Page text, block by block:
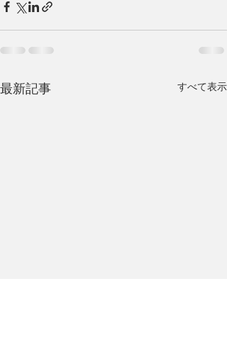
最新記事 すべて表示